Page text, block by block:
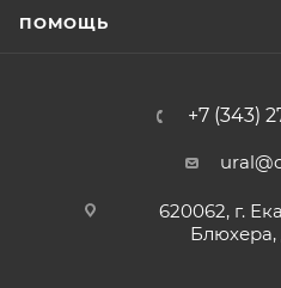
ПОМОЩЬ
+7 (343)
620062, г.
Блюхера,